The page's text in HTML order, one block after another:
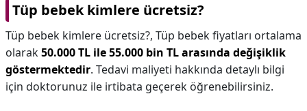
Tüp bebek kimlere ücretsiz?
Tüp bebek kimlere ücretsiz?, Tüp bebek fiyatları ortalama
olarak50.000 TL ile 55.000 bin TL arasında değişiklik
göstermektedir. Tedavi maliyeti hakkında detaylı bilgi
için doktorunuz ile irtibata geçerek öğrenebilirsiniz.